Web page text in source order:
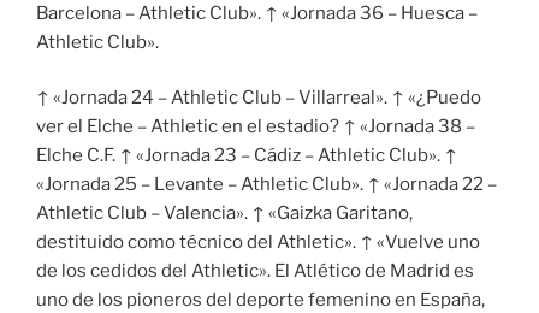
Barcelona – Athletic Club». ↑ «Jornada 36 – Huesca –
Athletic Club».
↑ «Jornada 24 – Athletic Club – Villarreal». ↑ «¿Puedo
ver el Elche – Athletic en el estadio? ↑ «Jornada 38 –
Elche C.F. ↑ «Jornada 23 – Cádiz – Athletic Club». ↑
«Jornada 25 – Levante – Athletic Club». ↑ «Jornada 22 –
Athletic Club – Valencia». ↑ «Gaizka Garitano,
destituido como técnico del Athletic». ↑ «Vuelve uno
de los cedidos del Athletic». El Atlético de Madrid es
uno de los pioneros del deporte femenino en España,